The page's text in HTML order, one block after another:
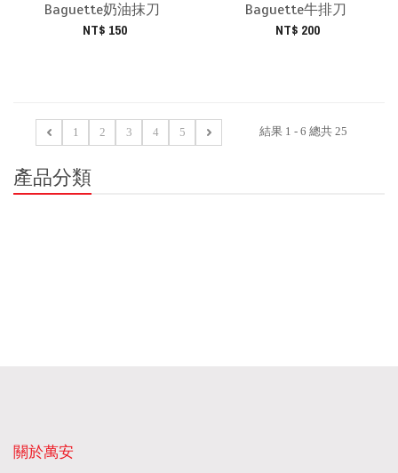
Baguette奶油抹刀
NT$ 150
Baguette牛排刀
NT$ 200
1 2 3 4 5 結果 1 - 6 總共 25
產品分類
關於萬安